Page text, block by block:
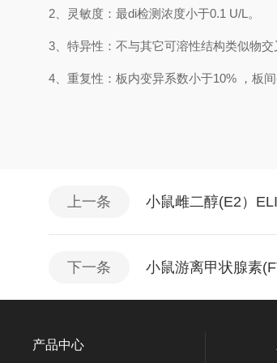
2、 灵敏度：最di检测浓度小于0.1 U/L 。
3、 特异性：不与其它可溶性结构类似物交
4、 重复性：板内变异系数小于10% ， 板
上一条 小鼠雌二醇(E2）
下一条 小鼠游离甲状腺素
产品中心